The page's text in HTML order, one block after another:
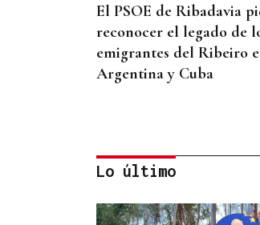
El PSOE de Ribadavia
reconocer el legado de
emigrantes del Ribeiro
Argentina y Cuba
Lo último